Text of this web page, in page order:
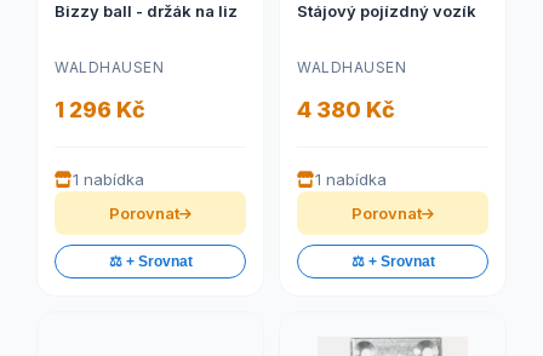
Bizzy ball - držák na liz
WALDHAUSEN
1 296 Kč
1 nabídka
Porovnat
⚖️ + Srovnat
Stájový pojízdný vozík
WALDHAUSEN
4 380 Kč
1 nabídka
Porovnat
⚖️ + Srovnat